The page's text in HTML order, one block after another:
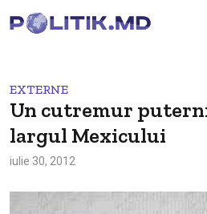
EXTERNE
Un cutremur
largul Mexicului
iulie 30, 2012